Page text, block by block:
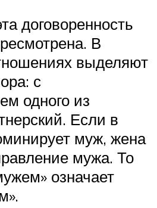
договоренность
В
выделяют
с
одного из
Если в
муж, жена
мужа. То
означает